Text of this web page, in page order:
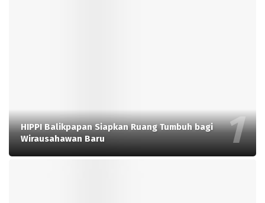
HIPPI Balikpapan Siapkan Ruang Tumbuh bagi
Wirausahawan Baru